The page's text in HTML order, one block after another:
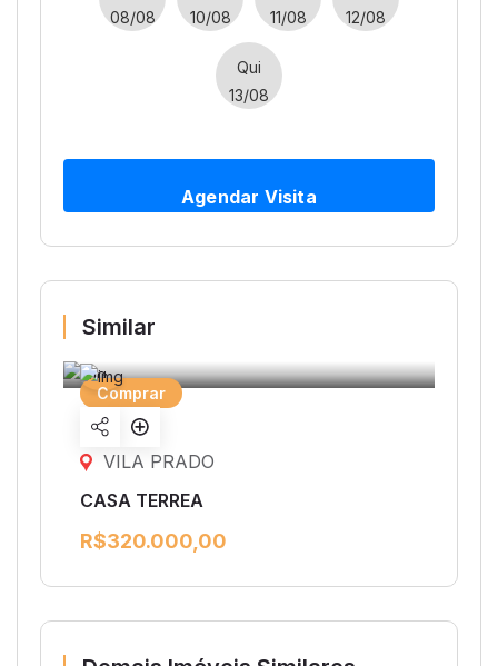
08/08
10/08
11/08
12/08
Qui
13/08
Agendar Visita
Similar
Comprar
Sharelisting
VILA PRADO
CASA TERREA
R$320.000,00